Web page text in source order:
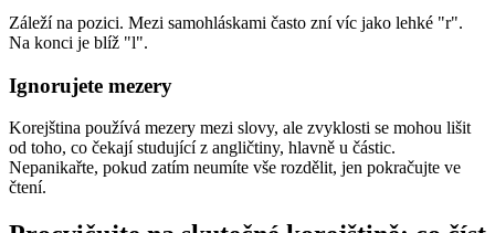
Záleží na pozici. Mezi samohláskami často zní víc jako lehké "r".
Na konci je blíž "l".
Ignorujete mezery
Korejština používá mezery mezi slovy, ale zvyklosti se mohou lišit
od toho, co čekají studující z angličtiny, hlavně u částic.
Nepanikařte, pokud zatím neumíte vše rozdělit, jen pokračujte ve
čtení.